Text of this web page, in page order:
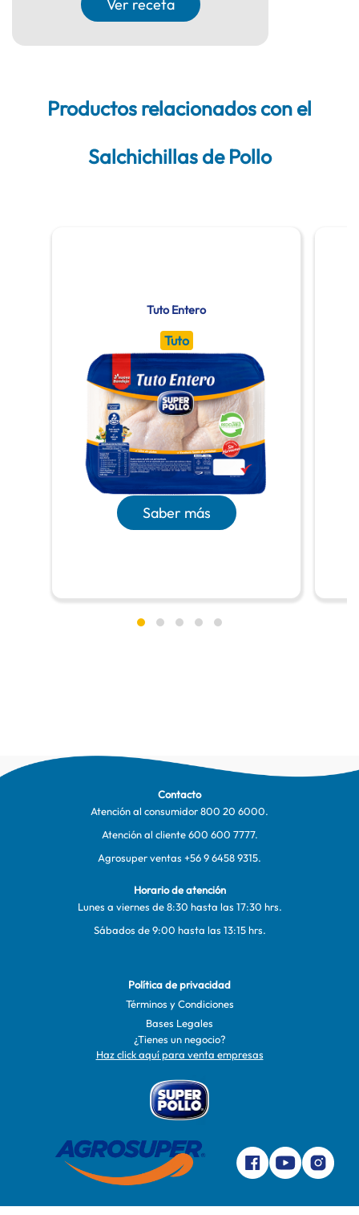
Ver receta
Productos relacionados con el
Salchichillas de Pollo
Tuto Entero
Tuto
Saber más
Contacto
Atención al consumidor800 20 6000.
Atención al cliente600 600 7777.
Agrosuper ventas +56 9 6458 9315.
Horario de atención
Lunes a viernes de 8:30 hasta las 17:30 hrs.
Sábados de 9:00 hasta las 13:15 hrs.
Política de privacidad
Términos y Condiciones
Bases Legales
¿Tienes un negocio?
Haz click aquí para venta empresas